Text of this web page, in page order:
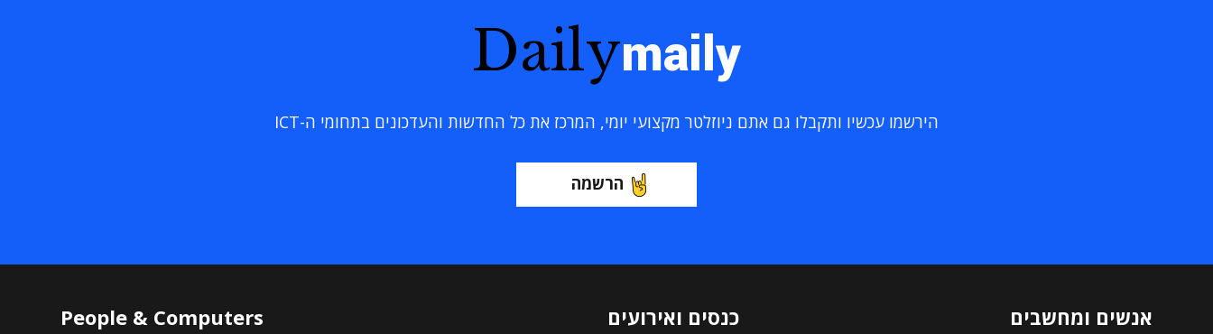
Dailymaily
הירשמו עכשיו ותקבלו גם אתם ניוזלטר מקצועי יומי, המרכז את כל החדשות והעדכונים בתחומי ה-ICT
הרשמה
אנשים ומחשבים כנסים ואירועים People & Computers